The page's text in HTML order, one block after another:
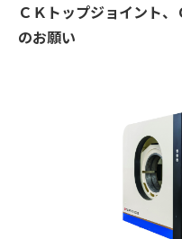
ＣＫトップジョイント
のお願い